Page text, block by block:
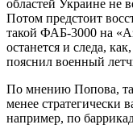
областей Украине не
Потом предстоит
такой ФАБ-3000 на
останется и следа,
пояснил военный
По мнению Попова,
менее
например, по